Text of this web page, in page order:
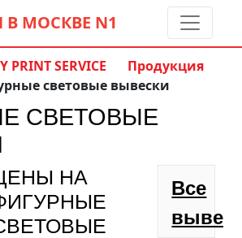
В МОСКВЕ N1
от м. Дмитровская)
8 495 797-35-59
Обратный звонок
SERVICE
Продукция
световые вывески
СВЕТОВЫЕ
НА
Все